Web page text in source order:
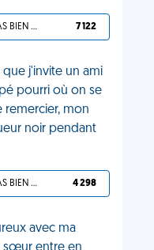
TU L'AS BIEN MÉRITÉ 7 122
j'invite un ami
pourri où on se
remercier, mon
noir pendant
TU L'AS BIEN MÉRITÉ 4 298
avec ma